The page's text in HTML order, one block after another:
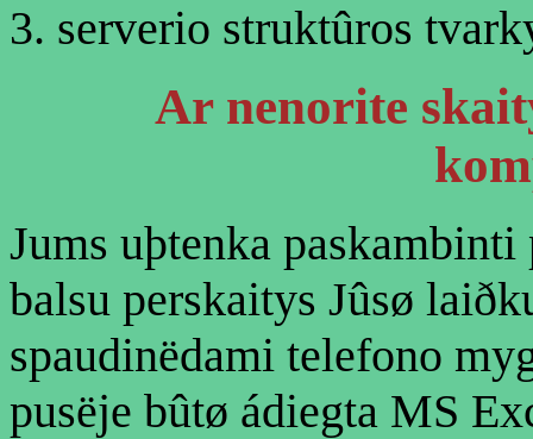
serverio struktûros
Arnenorite
Jums uþtenka
balsu perskaitys Jûsø
spaudinëdami telefono
pusëje bûtø ádiegta MS